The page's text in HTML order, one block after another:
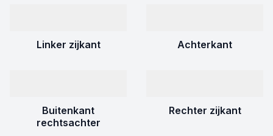
Linker zijkant Achterkant
Buitenkant
rechtsachter
Rechter zijkant